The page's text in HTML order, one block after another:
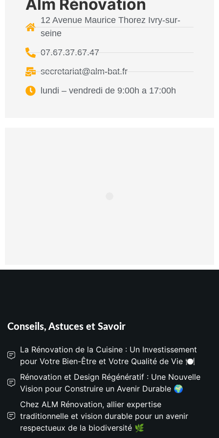
Alm Rénovation
12 Avenue Maurice Thorez Ivry-sur-
seine
07.67.37.67.47
secretariat@alm-bat.fr
lundi – vendredi de 9:00h a 17:00h
Conseils, Astuces et Savoir
La Rénovation de la Cuisine : Un Investissement
pour Votre Bien-Être et Votre Qualité de Vie 🍽️
Rénovation et Design Régénératif : Une Nouvelle
Vision pour Construire un Avenir Durable 🌍
Chez ALM Rénovation, allier expertise
traditionnelle et vision durable pour un avenir
respectueux de la biodiversité 🌿